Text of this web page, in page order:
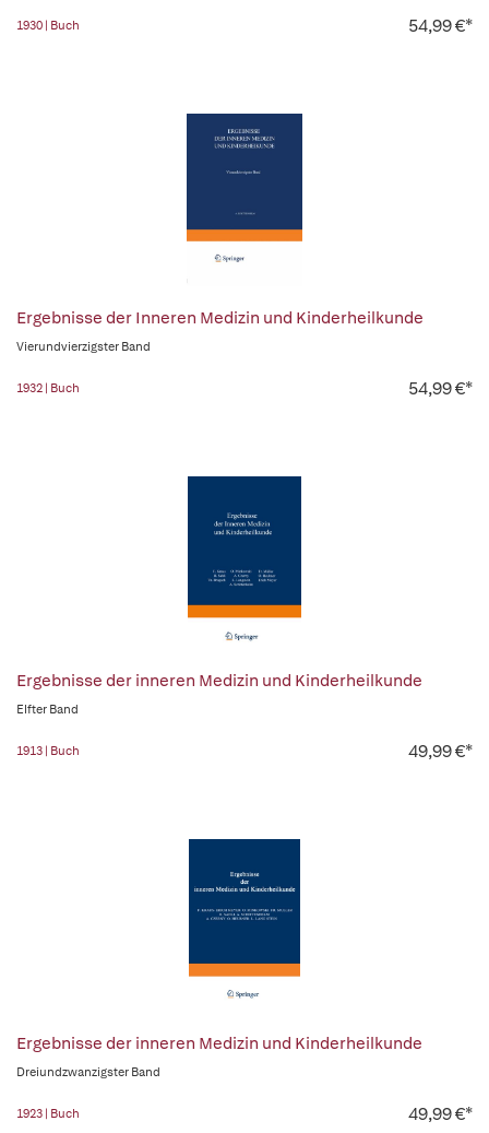
1930 | Buch 54,99 €*
Ergebnisse der Inneren Medizin und Kinderheilkunde
Vierundvierzigster Band
1932 | Buch 54,99 €*
Ergebnisse der inneren Medizin und Kinderheilkunde
Elfter Band
1913 | Buch 49,99 €*
Ergebnisse der inneren Medizin und Kinderheilkunde
Dreiundzwanzigster Band
1923 | Buch 49,99 €*